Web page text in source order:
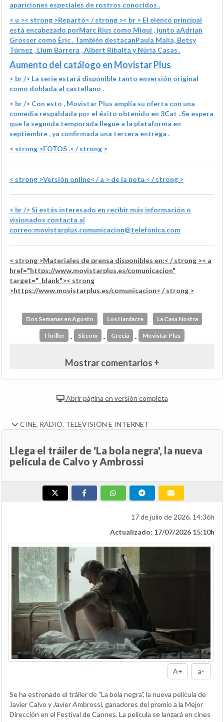
apariciones especiales de rostros conocidos .
< u >< strong >Reparto< / strong >< br > El elenco principal
está encabezado porMarc Rius como Miqui , junto aAdrian
Grösser como Èric . También destacanPaula Malia, Betsy
Túrnez , Llum Barrera , Albert Ribalta y Núria Casas .
Aumento del catálogo en Movistar Plus
< br /> La serie estará disponible tanto enversión original
como doblada al castellano .
< br /> Con esto , Movistar Plus amplía su oferta con una
comedia respaldada por el éxito obtenido en 3Cat . Se espera
que la segunda temporada llegue a la plataforma en
septiembre , ya confirmada una tercera entrega .
< strong >FOTOS .< / strong >
< strong >Versión online< / a > de la nota.< / strong >
< br /> Si estás interesado en recibir más información o
visionados contacta al
correo:movistarplus.comunicacion@telefonica.com
< strong >Materiales de prensa disponibles en:< / strong >< a
href="https://www.movistarplus.es/comunicacion"
target="_blank">< strong
>https://www.movistarplus.es/comunicacion< / strong >
Dos Semanas en Agosto Los Hardacre La Casa Nostra
Thriller Sitcom Grecia Movistar Plus
Mostrar comentarios +
Abrir página en versión completa
CINE, RADIO, TELEVISIÓN E INTERNET
Llega el tráiler de 'La bola negra', la nueva
película de Calvo y Ambrossi
17 de julio de 2026, 14:36h
Actualizado: 17/07/2026 15:10h
A+ a-
Se ha estrenado el tráiler de "La bola negra", la nueva película de
Javier Calvo y Javier Ambrossi, ganadores del premio a la Mejor
Dirección en el Festival de Cannes. La película se lanzará en cines